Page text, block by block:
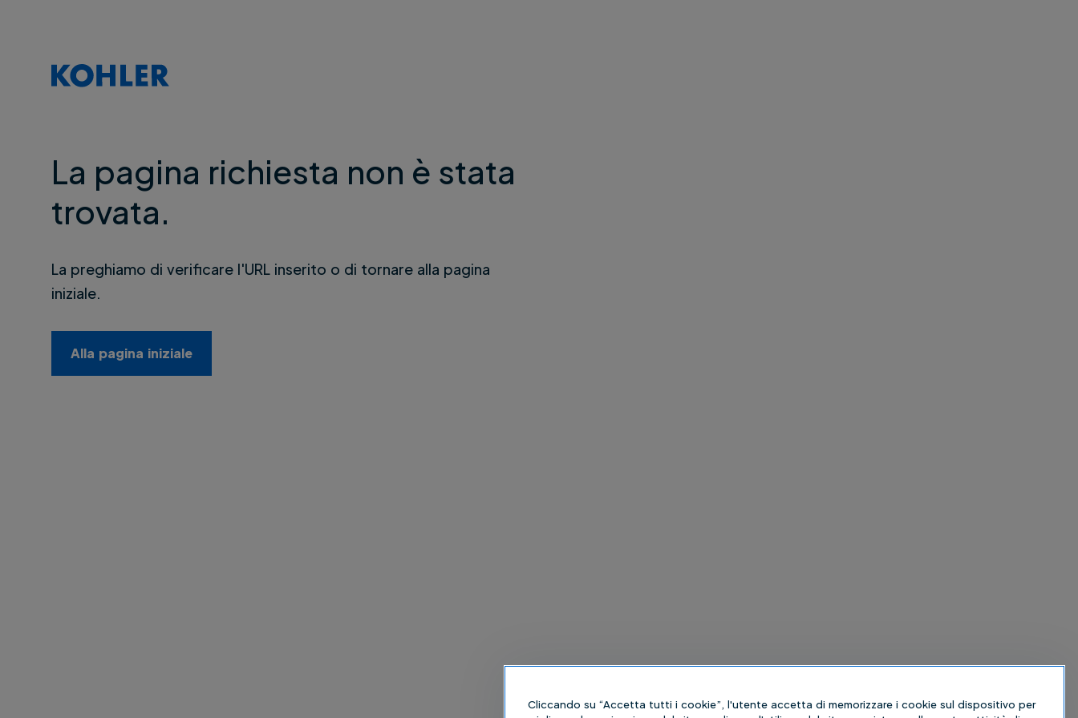
La pagina richiesta non è stata
trovata.
La preghiamo di verificare l'URL inserito o di tornare alla pagina
iniziale.
Alla pagina iniziale
Cliccando su “Accetta tutti i cookie”, l'utente accetta di memorizzare i cookie sul dispositivo per